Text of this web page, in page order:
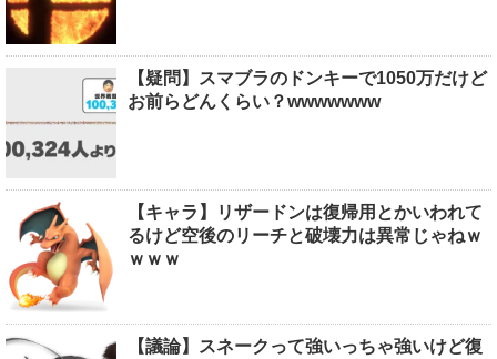
【疑問】スマブラのドンキーで1050万だけど
お前らどんくらい？wwwwwww
【キャラ】リザードンは復帰用とかいわれて
るけど空後のリーチと破壊力は異常じゃねｗ
ｗｗｗ
【議論】スネークって強いっちゃ強いけど復